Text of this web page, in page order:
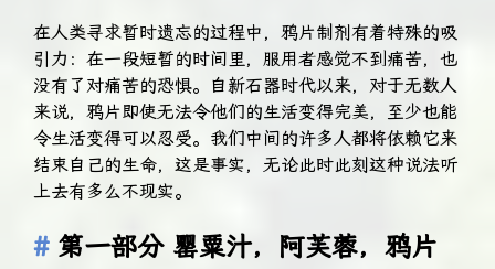
在人类寻求暂时遗忘的过程中，鸦片制剂有着特殊的吸
引力：在一段短暂的时间里，服用者感觉不到痛苦，也
没有了对痛苦的恐惧。自新石器时代以来，对于无数人
来说，鸦片即使无法令他们的生活变得完美，至少也能
令生活变得可以忍受。我们中间的许多人都将依赖它来
结束自己的生命，这是事实，无论此时此刻这种说法听
上去有多么不现实。
第一部分 罂粟汁，阿芙蓉，鸦片